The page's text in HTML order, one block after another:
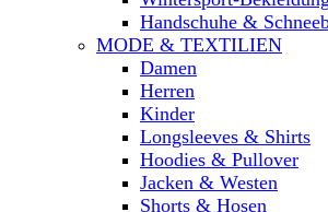
Handschuhe &
MODE & TEXTILIEN
Damen
Herren
Kinder
Longsleeves & Shirts
Hoodies & Pullover
Jacken & Westen
Shorts & Hosen